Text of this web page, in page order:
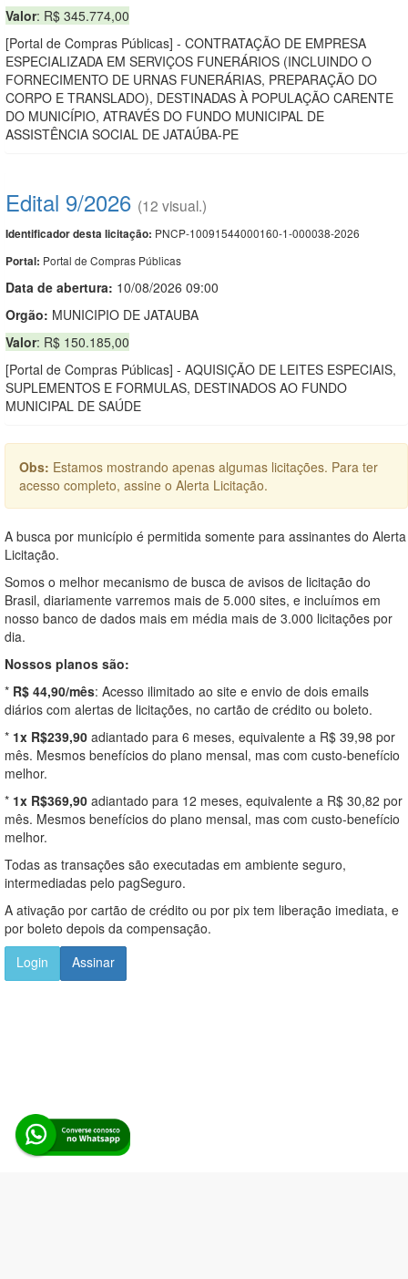
Valor: R$ 345.774,00
[Portal de Compras Públicas] - CONTRATAÇÃO DE EMPRESA
ESPECIALIZADA EM SERVIÇOS FUNERÁRIOS (INCLUINDO O
FORNECIMENTO DE URNAS FUNERÁRIAS, PREPARAÇÃO DO
CORPO E TRANSLADO), DESTINADAS À POPULAÇÃO CARENTE
DO MUNICÍPIO, ATRAVÉS DO FUNDO MUNICIPAL DE
ASSISTÊNCIA SOCIAL DE JATAÚBA-PE
Edital 9/2026 (12 visual.)
Identificador desta licitação: PNCP-10091544000160-1-000038-2026
Portal: Portal de Compras Públicas
Data de abertura: 10/08/2026 09:00
Orgão: MUNICIPIO DE JATAUBA
Valor: R$ 150.185,00
[Portal de Compras Públicas] - AQUISIÇÃO DE LEITES ESPECIAIS,
SUPLEMENTOS E FORMULAS, DESTINADOS AO FUNDO
MUNICIPAL DE SAÚDE
Obs: Estamos mostrando apenas algumas licitações. Para ter
acesso completo, assine o Alerta Licitação.
A busca por município é permitida somente para assinantes do Alerta
Licitação.
Somos o melhor mecanismo de busca de avisos de licitação do
Brasil, diariamente varremos mais de 5.000 sites, e incluímos em
nosso banco de dados mais em média mais de 3.000 licitações por
dia.
Nossos planos são:
* R$ 44,90/mês: Acesso ilimitado ao site e envio de dois emails
diários com alertas de licitações, no cartão de crédito ou boleto.
* 1x R$239,90 adiantado para 6 meses, equivalente a R$ 39,98 por
mês. Mesmos benefícios do plano mensal, mas com custo-benefício
melhor.
* 1x R$369,90 adiantado para 12 meses, equivalente a R$ 30,82 por
mês. Mesmos benefícios do plano mensal, mas com custo-benefício
melhor.
Todas as transações são executadas em ambiente seguro,
intermediadas pelo pagSeguro.
A ativação por cartão de crédito ou por pix tem liberação imediata, e
por boleto depois da compensação.
Login
Assinar